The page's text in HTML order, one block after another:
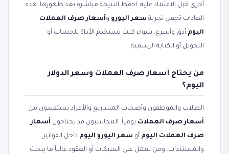
أخرى قبل الاعتماد عليه. احفظ النتيجة مباشرة بعد ظهورها. هذه
العادات تجعل تجربة سعر اليورو وأسعار صرف العملات
اليوم أدق وأسرع، سواء كنت تستخدم الأداة للحساب أو
التحويل أو الكتابة الرسمية.
من يحتاج أسعار صرف العملات وسعر الدولار
اليوم؟
الطلاب والموظفون وأصحاب المشاريع والأفراد يستفيدون من
أسعار صرف العملات يومياً. المحاسبون قد يحتاجون أسعار
صرف العملات اليوم أو سعر اليورو اليوم داخل الفواتير
والمستندات. ومن يعمل على الشيكات أو العقود غالباً ما يبحث